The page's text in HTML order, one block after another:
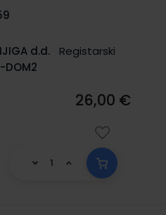
d.d.
Registarski
DOM2
26,00 €